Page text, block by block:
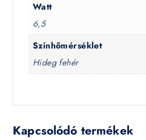
Watt
6,5
Színhőmérséklet
Hideg fehér
Kapcsolódó termékek